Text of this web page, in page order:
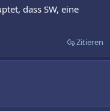
dass SW, eine
Zitieren